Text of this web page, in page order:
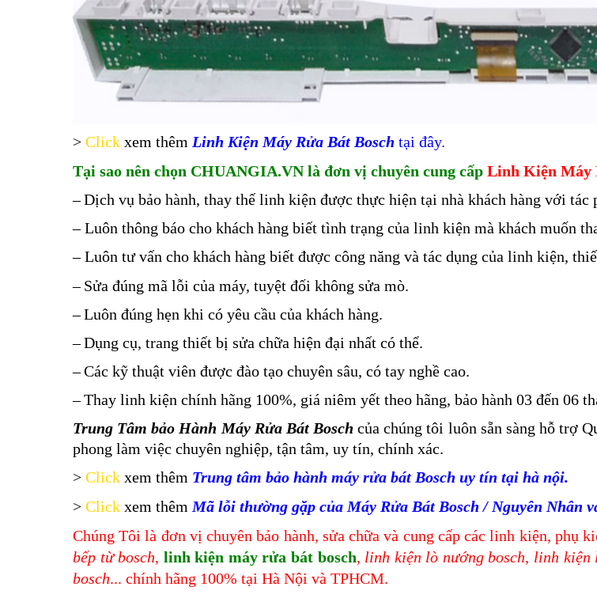
> Click xem thêm Linh Kiện Máy Rửa Bát Bosch tại đây.
Tại sao nên chọn CHUANGIA.VN là đơn vị chuyên cung cấp Linh Kiện Máy
–Dịch vụ bảo hành, thay thế linh kiện được thực hiện tại nhà khách hàng với
– Luôn thông báo cho khách hàng biết tình trạng của linh kiện mà khách muốn
– Luôn tư vấn cho khách hàng biết được công năng và tác dụng của linh kiện,
– Sửa đúng mã lỗi của máy, tuyệt đối không sửa mò.
–Luôn đúng hẹn khi có yêu cầu của khách hàng.
–Dụng cụ, trang thiết bị sửa chữa hiện đại nhất có thể.
–Các kỹ thuật viên được đào tạo chuyên sâu, có tay nghề cao.
–Thay linh kiện chính hãng 100%, giá niêm yết theo hãng, bảo hành 03 đến 06
Trung Tâm bảo Hành Máy Rửa Bát Bosch của chúng tôi luôn sẵn sàng hỗ trợ
phong làm việc chuyên nghiệp, tận tâm, uy tín, chính xác.
> Click xem thêm Trung tâm bảo hành máy rửa bát Bosch uy tín tại hà nội.
> Click xem thêm Mã lỗi thường gặp của Máy Rửa Bát Bosch / Nguyên Nhân
Chúng Tôi là đơn vị chuyên bảo hành, sửa chữa và cung cấp các linh kiện, phụ
bếp từ bosch, linh kiện máy rửa bát bosch, linh kiện lò nướng bosch, linh kiện
bosch... chính hãng 100% tại Hà Nội và TPHCM.